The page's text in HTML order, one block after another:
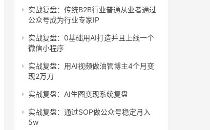
实战复盘：传统B2B行业普通从业者通过
公众号成为行业专家IP
实战复盘：0基础用AI打造并且上线一个
微信小程序
实战复盘：用AI视频做油管博主4个月变
现2万刀
实战复盘：AI生图变现系统复盘
实战复盘：通过SOP做公众号稳定月入
5w